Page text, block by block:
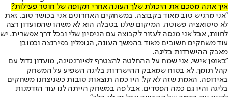
איך אתה מסכם את היכולת שלך העונה אחרי תקופה של חוסר פעילות?
"אני מרגיש טוב מאוד בקבוצה, במשחקים האחרונים אני בכושר טוב. זאת
לא סיטואציה פשוטה, המיקום שלנו בטבלה הוא לא משהו שהמועדון רצה
לחוות, אבל אני מנסה לעזור לקבוצה עם הניסיון שלי ובכל דרך אפשרית. יש
עוד משחקים חשובים מאוד בהמשך העונה, הגומלין בפירנצה וכמובן
מאבק ההישרדות בליגה.
"באופן אישי, אני שמח על ההחלטה להצטרף לפיורנטינה, מועדון גדול עם
קהל תומך. לא בטוח שמאבק ההישרדות בליגה השפיע על המשחק
באירופה, האמת שזה לא קל, היו כמה תוצאות טובות כשניצחנו משחקים
בליגה והיו גם כמה הפסדים, אבל פה במשחק הייתה לנו עוד הזדמנות